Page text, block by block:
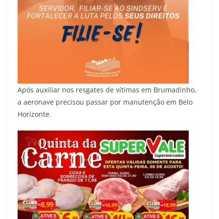
Após auxiliar nos resgates de vítimas em Brumadinho,
a aeronave precisou passar por manutenção em Belo
Horizonte.